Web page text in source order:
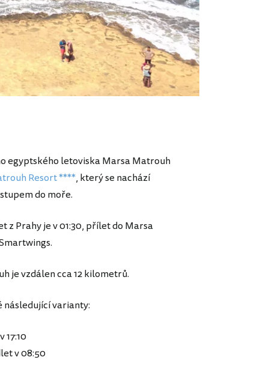
egyptského letoviska Marsa Matrouh
Resort ****, který se nachází
do moře.
z Prahy je v 01:30, přílet do Marsa
je vzdálen cca 12 kilometrů.
následující varianty:
17:10
v 08:50